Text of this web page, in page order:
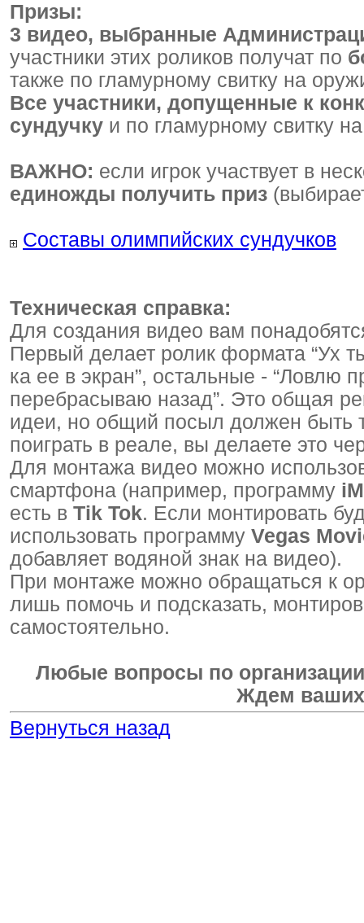
Призы:
3 видео, выбранные
участники этих роликов получат по
также по гламурному свитку на
Все участники, допущенные к
сундучку и по гламурному свитку
ВАЖНО: если игрок участвует в
единожды получить приз
Составы олимпийских сундучков
Техническая справка:
Для создания видео вам
Первый делает ролик формата “Ух
ка ее в экран”, остальные - “Ловлю
перебрасываю назад”. Это общая
идеи, но общий посыл должен быть
поиграть в реале, вы делаете это
Для монтажа видео можно
смартфона (например, программу
есть в Tik Tok. Если монтировать
использовать программу Vegas
добавляет водяной знак на видео).
При монтаже можно обращаться к
лишь помочь и подсказать,
самостоятельно.
Любые вопросы по
Ждем ваших
Вернуться назад